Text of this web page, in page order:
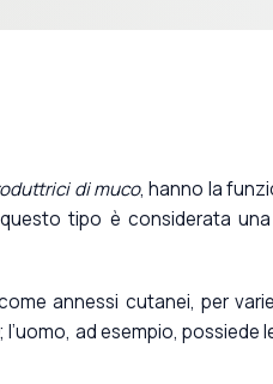
di muco, hanno la
tipo è considerata
annessi cutanei, per
; l’uomo, ad esempio, possiede